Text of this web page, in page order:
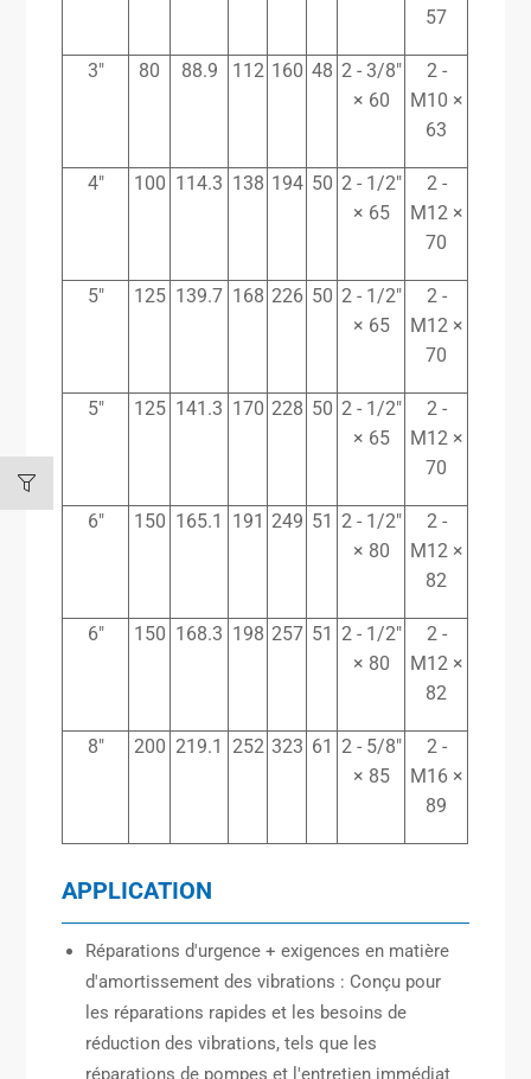
57
3″ 80 88.9 112 160 48 2 - 3/8″
× 60
2 -
M10 ×
63
4″ 100 114.3 138 194 50 2 - 1/2″
× 65
2 -
M12 ×
70
5″ 125 139.7 168 226 50 2 - 1/2″
× 65
2 -
M12 ×
70
5″ 125 141.3 170 228 50 2 - 1/2″
× 65
2 -
M12 ×
70
6″ 150 165.1 191 249 51 2 - 1/2″
× 80
2 -
M12 ×
82
6″ 150 168.3 198 257 51 2 - 1/2″
× 80
2 -
M12 ×
82
8″ 200 219.1 252 323 61 2 - 5/8″
× 85
2 -
M16 ×
89
APPLICATION
Réparations d'urgence + exigences en matière
d'amortissement des vibrations : Conçu pour
les réparations rapides et les besoins de
réduction des vibrations, tels que les
réparations de pompes et l'entretien immédiat